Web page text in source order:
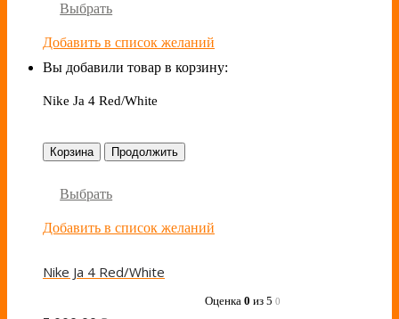
Выбрать
Добавить в список желаний
Вы добавили товар в корзину:
Nike Ja 4 Red/White
Корзина Продолжить
Выбрать
Добавить в список желаний
Nike Ja 4 Red/White
Оценка 0 из 5 0